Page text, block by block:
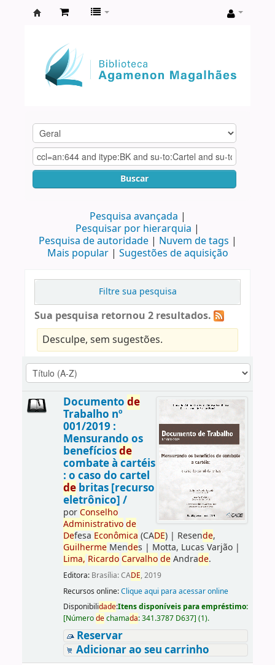
Agamenon
Magalhães
Buscar
Pesquisa avançada
Pesquisar por hierarquia
Pesquisa de autoridade
Nuvem de tags
Mais popular
Sugestões de aquisição
Filtre sua pesquisa
Sua pesquisa retornou 2 resultados.
Desculpe, sem sugestões.
Documento de
Trabalho nº
001/2019 :
Mensurando os
benefíciosde
combate à cartéis
: o caso do cartel
debritas [recurso
eletrônico] /
porConselho
Administrativo de
Defesa Econômica (CADE)| Resende,
GuilhermeMendes | Motta, Lucas Varjão|
Lima, Ricardo Carvalho deAndrade.
Editora: Brasília: CADE, 2019
Recursos online:Clique aqui para acessar online
Disponibilidade:Itens disponíveis para empréstimo:
[Númerodechamada:341.3787 D637] (1).
Reservar
Adicionar ao seu carrinho